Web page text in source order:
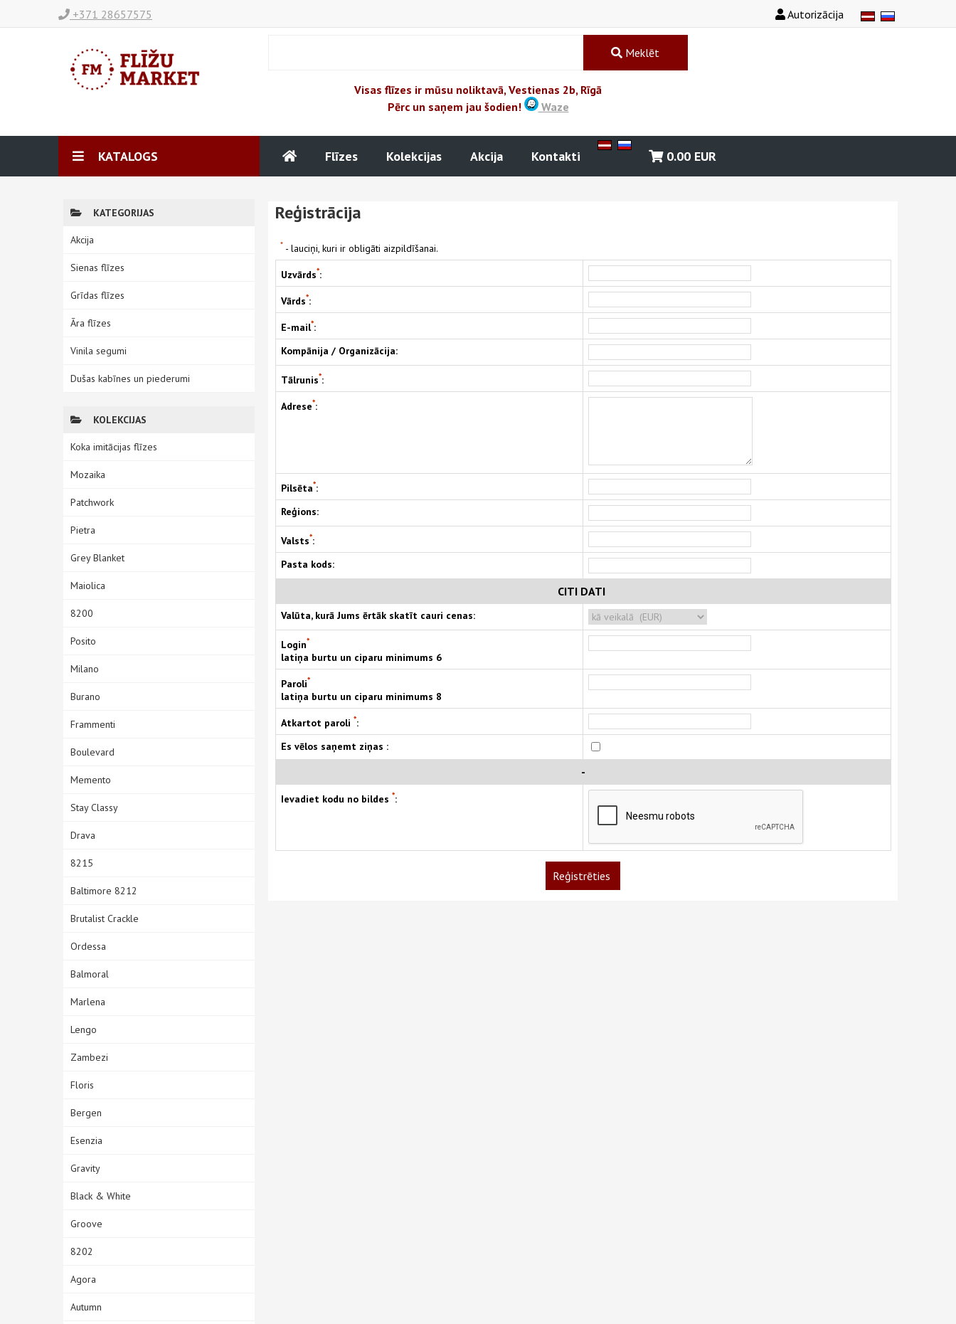
Autorizācija
+371 28657575
Meklēt
Visas flīzes ir mūsu noliktavā, Vestienas 2b, Rīgā
Pērc un saņem jau šodien!
Waze
KATALOGS Flīzes Kolekcijas Akcija Kontakti 0.00EUR
KATEGORIJAS
Akcija
Sienas flīzes
Grīdas flīzes
Āra flīzes
Vinila segumi
Dušas kabīnes un piederumi
KOLEKCIJAS
Koka imitācijas flīzes
Mozaika
Patchwork
Pietra
Grey Blanket
Maiolica
8200
Posito
Milano
Burano
Frammenti
Boulevard
Memento
Stay Classy
Drava
8215
Baltimore 8212
Brutalist Crackle
Ordessa
Balmoral
Marlena
Lengo
Zambezi
Floris
Bergen
Esenzia
Gravity
Black & White
Groove
8202
Agora
Autumn
Reģistrācija
* - lauciņi, kuri ir obligāti aizpildīšanai.
Uzvārds*:
Vārds*:
E-mail*:
Kompānija / Organizācija:
Tālrunis*:
Adrese*:
Pilsēta*:
Reģions:
Valsts*:
Pasta kods:
CITI DATI
Valūta, kurā Jums ērtāk skatīt cauri cenas:
Login*
latiņa burtu un ciparu minimums 6
Paroli*
latiņa burtu un ciparu minimums 8
Atkartot paroli *:
Es vēlos saņemt ziņas :
-
Ievadiet kodu no bildes *:
Reģistrēties